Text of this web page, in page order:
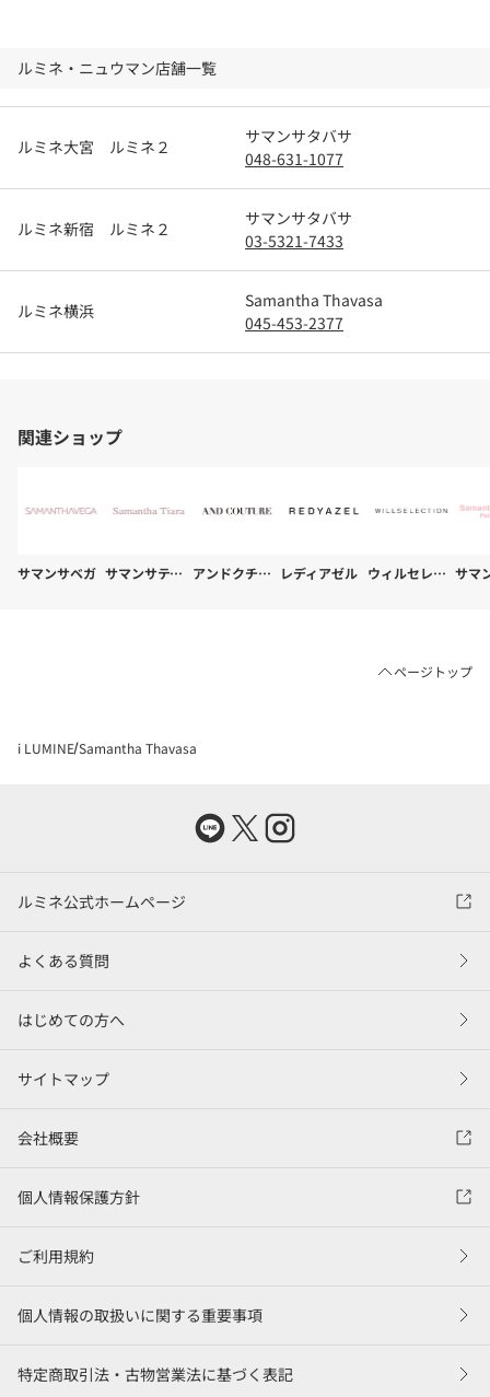
ルミネ・ニュウマン店舗一覧
ルミネ大宮 ルミネ２
サマンサタバサ
048-631-1077
ルミネ新宿 ルミネ２
サマンサタバサ
03-5321-7433
ルミネ横浜
Samantha Thavasa
045-453-2377
関連ショップ
サマンサベガ サマンサティアラ アンドクチュール レディアゼル ウィルセレクション
ページトップ
i LUMINE Samantha Thavasa
ルミネ公式ホームページ
よくある質問
はじめての方へ
サイトマップ
会社概要
個人情報保護方針
ご利用規約
個人情報の取扱いに関する重要事項
特定商取引法・古物営業法に基づく表記